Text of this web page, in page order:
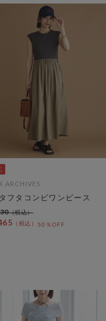
ARCHIVES
フタコンビワンピース
50％OFF